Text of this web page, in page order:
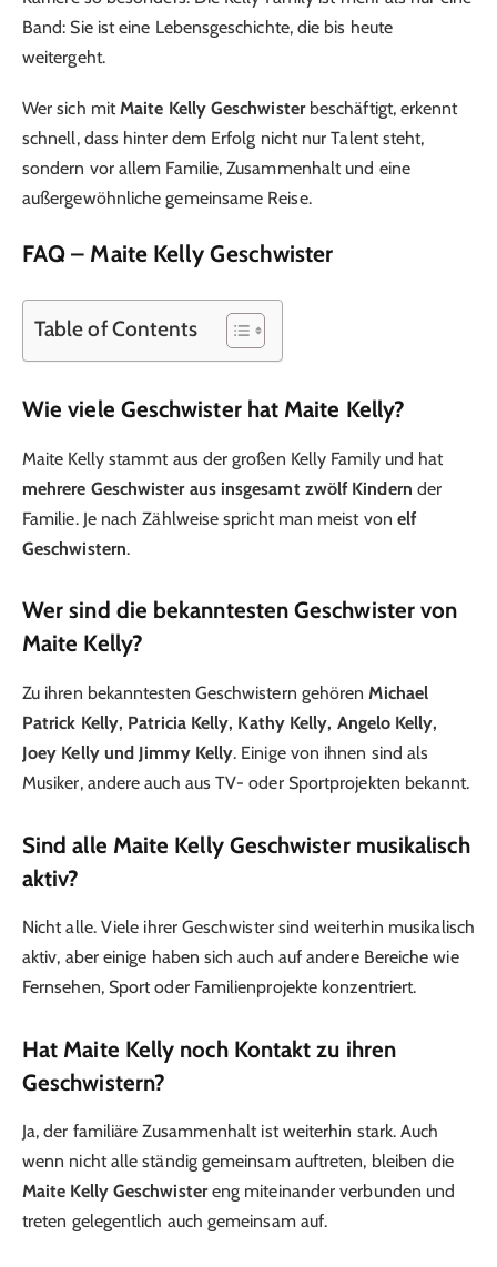
Band: Sie ist eine Lebensgeschichte, die bis heute
weitergeht.
Wer sich mitMaite Kelly Geschwisterbeschäftigt, erkennt
schnell, dass hinter dem Erfolg nicht nur Talent steht,
sondern vor allem Familie, Zusammenhalt und eine
außergewöhnliche gemeinsame Reise.
FAQ – Maite Kelly Geschwister
Table of Contents
Wie viele Geschwister hat Maite Kelly?
Maite Kelly stammt aus der großen Kelly Family und hat
mehrere Geschwister aus insgesamt zwölf Kindern der
Familie. Je nach Zählweise spricht man meist von elf
Geschwistern.
Wer sind die bekanntesten Geschwister von
Maite Kelly?
Zu ihren bekanntesten Geschwistern gehören Michael
Patrick Kelly, Patricia Kelly, Kathy Kelly, Angelo Kelly,
Joey Kelly und Jimmy Kelly. Einige von ihnen sind als
Musiker, andere auch aus TV- oder Sportprojekten bekannt.
Sind alle Maite Kelly Geschwister musikalisch
aktiv?
Nicht alle. Viele ihrer Geschwister sind weiterhin musikalisch
aktiv, aber einige haben sich auch auf andere Bereiche wie
Fernsehen, Sport oder Familienprojekte konzentriert.
Hat Maite Kelly noch Kontakt zu ihren
Geschwistern?
Ja, der familiäre Zusammenhalt ist weiterhin stark. Auch
wenn nicht alle ständig gemeinsam auftreten, bleiben die
Maite Kelly Geschwistereng miteinander verbunden und
treten gelegentlich auch gemeinsam auf.